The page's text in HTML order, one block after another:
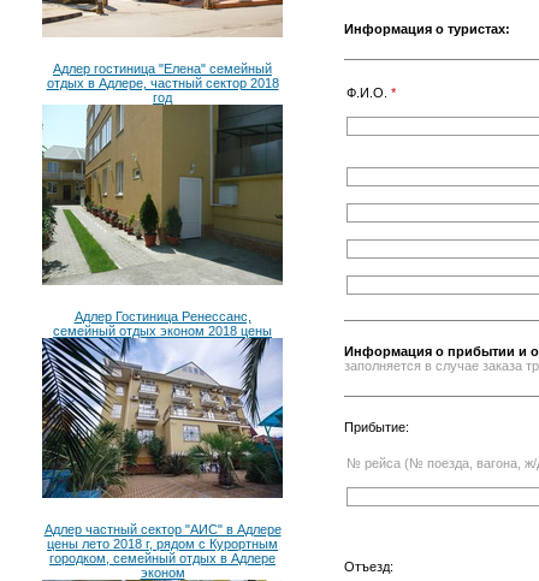
Адлер гостиница "Елена" семейный
отдых в Адлере, частный сектор 2018
год
Адлер Гостиница Ренессанс,
семейный отдых эконом 2018 цены
Адлер частный сектор "АИС" в Адлере
цены лето 2018 г, рядом с Курортным
городком, семейный отдых в Адлере
эконом
Информация о туристах:
Ф.И.О. *
Информация о прибытии и
заполняется в случае заказа
Прибытие:
№ рейса (№ поезда, вагона, ж/
Отъезд: